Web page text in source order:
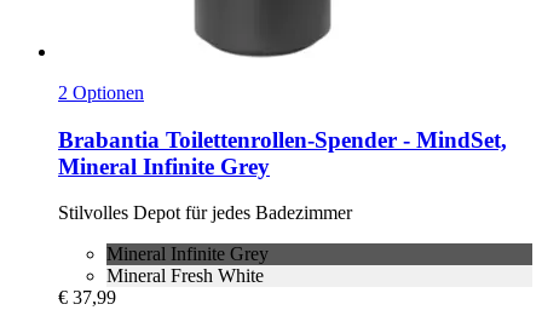
2 Optionen
Brabantia Toilettenrollen-​Spender -​ MindSet,
Mineral Infinite Grey
Stilvolles Depot für jedes Badezimmer
Mineral Infinite Grey
Mineral Fresh White
€ 37,99